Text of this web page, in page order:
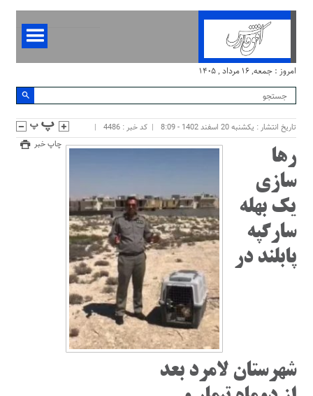
امروز : جمعه, ۱۶ مرداد , ۱۴۰۵
تاریخ انتشار : یکشنبه 20 اسفند 1402 - 8:09
کد خبر : 4486
چاپ خبر
رها
سازی
یک بهله
سارگپه
پابلند در
شهرستان لامرد بعد